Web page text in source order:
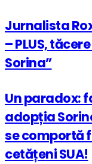
Jurnalista
– PLUS,
Sorina”
Un paradox:
adopția
se comportă
cetățeni SUA!